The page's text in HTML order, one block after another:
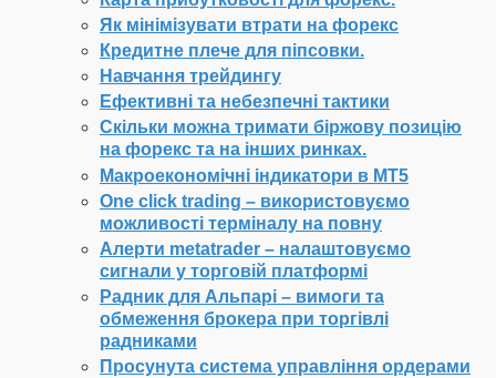
Як мінімізувати втрати на форекс
Кредитне плече для піпсовки.
Навчання трейдингу
Ефективні та небезпечні тактики
Скільки можна тримати біржову позицію
на форекс та на інших ринках.
Макроекономічні індикатори в МТ5
One click trading – використовуємо
можливості терміналу на повну
Алерти metatrader – налаштовуємо
сигнали у торговій платформі
Радник для Альпарі – вимоги та
обмеження брокера при торгівлі
радниками
Просунута система управління ордерами